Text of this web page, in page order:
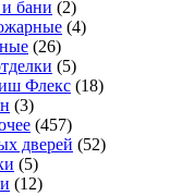
бани (2)
(4)
(26)
(5)
Флекс (18)
(3)
(457)
дверей (52)
(5)
(12)